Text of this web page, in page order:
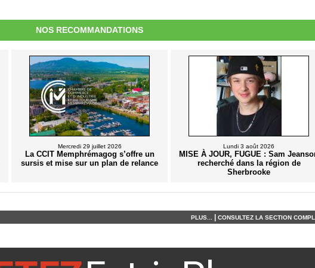
NOS RECOMMANDATIONS
Mercredi 29 juillet 2026
La CCIT Memphrémagog s’offre un
sursis et mise sur un plan de relance
Lundi 3 août 2026
MISE À JOUR, FUGUE : Sam
recherché dans la région de
Sherbrooke
PLUS... CONSULTEZ LA SECTION